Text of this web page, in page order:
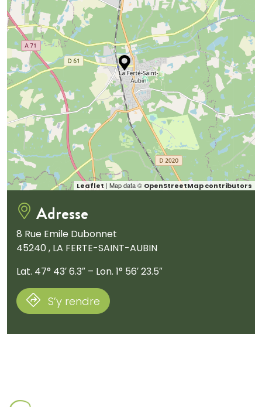
Leaflet | Map data © OpenStreetMap contributors
Adresse
8 Rue Emile Dubonnet
45240 , LA FERTE-SAINT-AUBIN
Lat. 47° 43′ 6.3″ – Lon. 1° 56′ 23.5″
S’y rendre